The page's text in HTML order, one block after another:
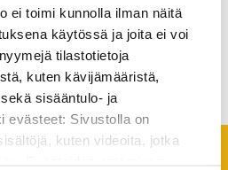
ei toimi kunnolla ilman näitä
käytössä ja joita ei voi
tilastotietoja
kuten kävijämääristä,
sisääntulo- ja
evästeet: Sivustolla on
kuten videoita, jotka